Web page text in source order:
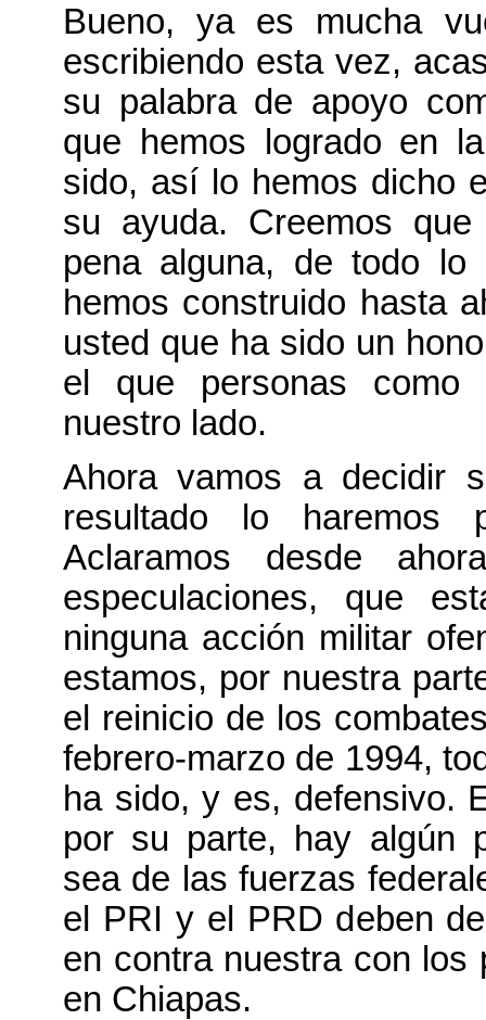
Bueno, ya es mucha
escribiendo esta vez,
su palabra de apoyo
que hemos logrado en
sido, así lo hemos dicho
su ayuda. Creemos
pena alguna, de todo
hemos construido hasta
usted que ha sido un
el que personas como
nuestro lado.
Ahora vamos a decidir
resultado lo haremos
Aclaramos desde
especulaciones, que
ninguna acción militar
estamos, por nuestra
el reinicio de los
febrero-marzo de 1994,
ha sido, y es, defensivo.
por su parte, hay algún
sea de las fuerzas
el PRI y el PRD deben
en contra nuestra con los
en Chiapas.